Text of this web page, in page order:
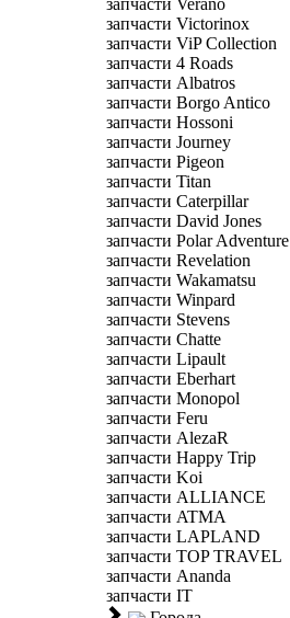
запчасти Verano
запчасти Victorinox
запчасти ViP Collection
запчасти 4 Roads
запчасти Albatros
запчасти Borgo Antico
запчасти Hossoni
запчасти Journey
запчасти Pigeon
запчасти Titan
запчасти Caterpillar
запчасти David Jones
запчасти Polar Adventure
запчасти Revelation
запчасти Wakamatsu
запчасти Winpard
запчасти Stevens
запчасти Chatte
запчасти Lipault
запчасти Eberhart
запчасти Monopol
запчасти Feru
запчасти AlezaR
запчасти Happy Trip
запчасти Koi
запчасти ALLIANCE
запчасти ATMA
запчасти LAPLAND
запчасти TOP TRAVEL
запчасти Ananda
запчасти IT